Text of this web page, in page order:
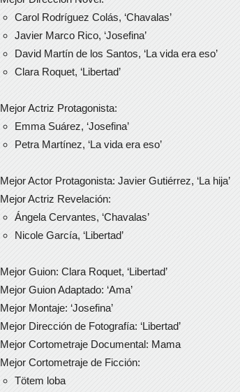
Carol Rodríguez Colás, ‘Chavalas’
Javier Marco Rico, ‘Josefina’
David Martín de los Santos, ‘La vida era eso’
Clara Roquet, ‘Libertad’
Mejor Actriz Protagonista:
Emma Suárez, ‘Josefina’
Petra Martínez, ‘La vida era eso’
Mejor Actor Protagonista: Javier Gutiérrez, ‘La hija’
Mejor Actriz Revelación:
Ángela Cervantes, ‘Chavalas’
Nicole García, ‘Libertad’
Mejor Guion: Clara Roquet, ‘Libertad’
Mejor Guion Adaptado: ‘Ama’
Mejor Montaje: ‘Josefina’
Mejor Dirección de Fotografía: ‘Libertad’
Mejor Cortometraje Documental: Mama
Mejor Cortometraje de Ficción:
Tötem loba